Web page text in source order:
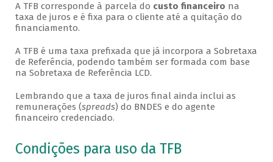
A TFB corresponde à parcela do custo financeiro na
taxa de juros e é fixa para o cliente até a quitação do
financiamento.
A TFB é uma taxa prefixada que já incorpora a Sobretaxa
de Referência, podendo também ser formada com base
na Sobretaxa de Referência LCD.
Lembrando que a taxa de juros final ainda inclui as
remunerações (spreads) do BNDES e do agente
financeiro credenciado.
Condições para uso da TFB